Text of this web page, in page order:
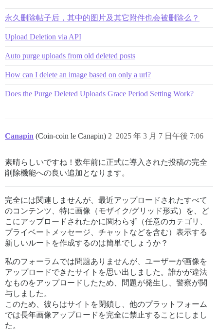
永久删除帖子后，其中的图片及其它附件也会被删除么？
Upload Deletion via API
Auto purge uploads from old deleted posts
How can I delete an image based on only a url?
Does the Purge Deleted Uploads Grace Period Setting Work?
Canapin (Coin-coin le Canapin) 2025 年 3 月 7 日午後 7:06
2
素晴らしいですね！数年前に正式に導入された投稿の完全
削除機能への良い追加となります。
完全には関連しませんが、最近アップロードされたすべて
のコンテンツ、特に画像（モザイク/グリッド形式）を、ど
こにアップロードされたかに関わらず（任意のカテゴリ、
プライベートメッセージ、チャットなどを含む）表示する
新しいルートを作成するのは簡単でしょうか？
私のフォーラムでは問題ありませんが、ユーザーが画像を
アップロードできたサイトを思い出しました。誰かが違法
なものをアップロードしたため、問題が発生し、警察が関
与しました。
このため、彼らはサイトを閉鎖し、他のプラットフォーム
では長年画像アップロードを完全に禁止することにしまし
た。